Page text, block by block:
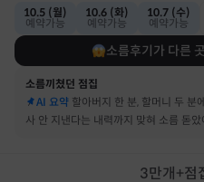
10.5 (월)
예약가능
10.6 (화)
예약가능
10.7 (수)
예약가능
소름후기가 다른
소름끼쳤던 점집
AI 요약 할아버지 한 분, 할머니 두 분
사 안 지낸다는 내력까지 맞혀 소름 돋았
3만개+점